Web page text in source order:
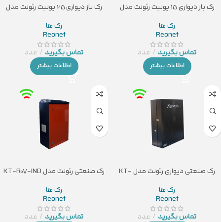
رک باز دیواری 15 یونیت رئونت مدل
رک ها
Reonet
تماس بگیرید
عدد
اطلاعات بیشتر
رک باز دیواری 25 یونیت رئونت مدل
رک ها
Reonet
تماس بگیرید
عدد
اطلاعات بیشتر
رک صنعتی دیواری رئونت مدل KT-
رک ها
Reonet
تماس بگیرید
عدد
رک صنعتی رئونت مدل KT-R07-IND
رک ها
Reonet
تماس بگیرید
عدد